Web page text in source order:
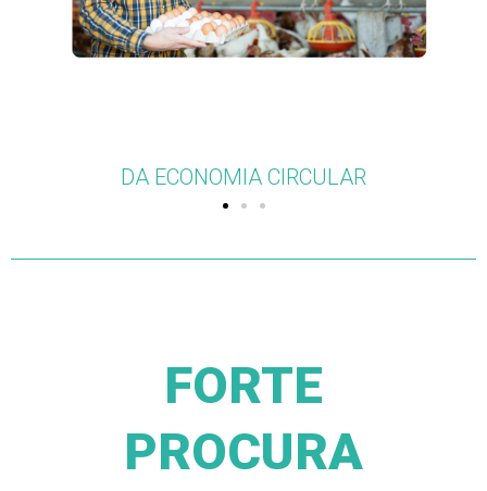
VEGETARIANO
FORTE
PROCURA